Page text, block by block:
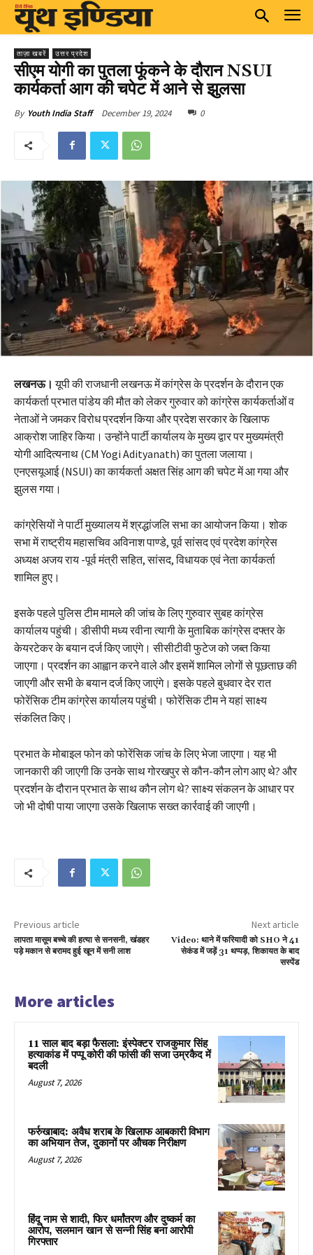
ताज़ा खबरें उत्तर प्रदेश
सीएम योगी का पुतला फूंकने के दौरान NSUI
कार्यकर्ता आग की चपेट में आने से झुलसा
By Youth India Staff December 19, 2024 0
लखनऊ। यूपी की राजधानी लखनऊ में कांग्रेस के प्रदर्शन के दौरान एक
कार्यकर्ता प्रभात पांडेय की मौत को लेकर गुरुवार को कांग्रेस कार्यकर्ताओं व
नेताओं ने जमकर विरोध प्रदर्शन किया और प्रदेश सरकार के खिलाफ
आक्रोश जाहिर किया। उन्होंने पार्टी कार्यालय के मुख्य द्वार पर मुख्यमंत्री
योगी आदित्यनाथ (CM Yogi Adityanath) का पुतला जलाया।
एनएसयूआई (NSUI) का कार्यकर्ता अक्षत सिंह आग की चपेट में आ गया और
झुलस गया।
कांग्रेसियों ने पार्टी मुख्यालय में श्रद्धांजलि सभा का आयोजन किया। शोक
सभा में राष्ट्रीय महासचिव अविनाश पाण्डे, पूर्व सांसद एवं प्रदेश कांग्रेस
अध्यक्ष अजय राय -पूर्व मंत्री सहित, सांसद, विधायक एवं नेता कार्यकर्ता
शामिल हुए।
इसके पहले पुलिस टीम मामले की जांच के लिए गुरुवार सुबह कांग्रेस
कार्यालय पहुंची। डीसीपी मध्य रवीना त्यागी के मुताबिक कांग्रेस दफ्तर के
केयरटेकर के बयान दर्ज किए जाएंगे। सीसीटीवी फुटेज को जब्त किया
जाएगा। प्रदर्शन का आह्वान करने वाले और इसमें शामिल लोगों से पूछताछ की
जाएगी और सभी के बयान दर्ज किए जाएंगे। इसके पहले बुधवार देर रात
फोरेंसिक टीम कांग्रेस कार्यालय पहुंची। फोरेंसिक टीम ने यहां साक्ष्य
संकलित किए।
प्रभात के मोबाइल फोन को फोरेंसिक जांच के लिए भेजा जाएगा। यह भी
जानकारी की जाएगी कि उनके साथ गोरखपुर से कौन-कौन लोग आए थे? और
प्रदर्शन के दौरान प्रभात के साथ कौन लोग थे? साक्ष्य संकलन के आधार पर
जो भी दोषी पाया जाएगा उसके खिलाफ सख्त कार्रवाई की जाएगी।
Previous article
लापता मासूम बच्चे की हत्या से सनसनी, खंडहर
पड़े मकान से बरामद हुई खून में सनी लाश
Next article
Video: थाने में फरियादी को SHO ने 41
सेकंड में जड़ें 31 थप्पड़, शिकायत के बाद
सस्पेंड
More articles
11 साल बाद बड़ा फैसला: इंस्पेक्टर राजकुमार सिंह
हत्याकांड में पप्पू कोरी की फांसी की सजा उम्रकैद में
बदली
August 7, 2026
फर्रुखाबाद: अवैध शराब के खिलाफ आबकारी विभाग
का अभियान तेज, दुकानों पर औचक निरीक्षण
August 7, 2026
हिंदू नाम से शादी, फिर धर्मांतरण और दुष्कर्म का
आरोप, सलमान खान से सन्नी सिंह बना आरोपी
गिरफ्तार